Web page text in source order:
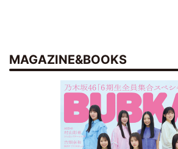
MAGAZINE&BOOKS